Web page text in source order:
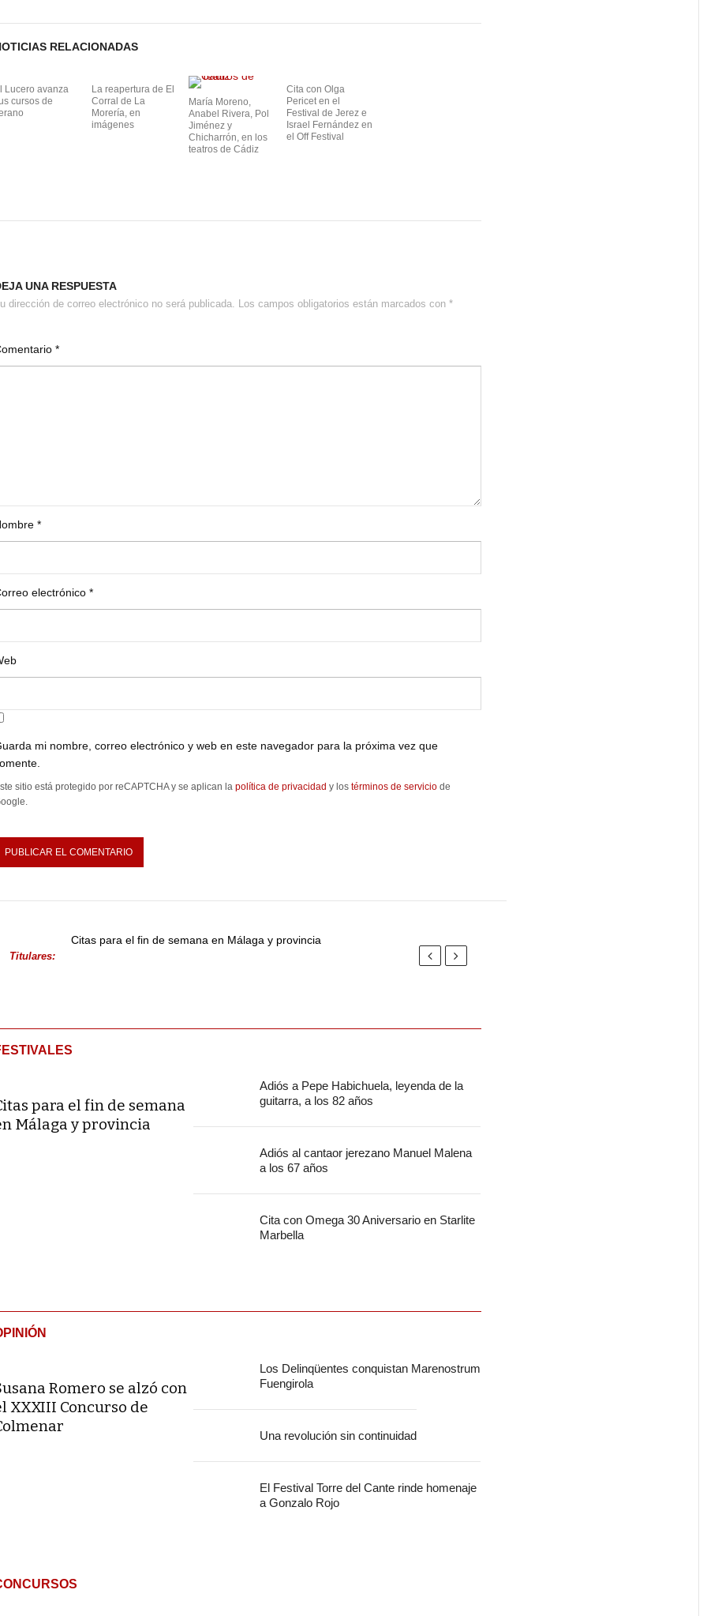
RELACIONADAS
Lucero avanza
cursos de
La reapertura de El
Corral de La
Morería, en
imágenes
María Moreno,
Anabel Rivera, Pol
Jiménez y
Chicharrón, en los
teatros de Cádiz
Cita con Olga
Pericet en el
Festival de Jerez e
Israel Fernández en
el Off Festival
UNA RESPUESTA
dirección de correo electrónico no será publicada. Los campos obligatorios están marcados con*
*
*
electrónico*
mi nombre, correo electrónico y web en este navegador para la próxima vez que
sitio está protegido por reCAPTCHA y se aplican lapolítica de privacidad y lostérminos de servicio de
Titulares:
Citas para el fin de semana en Málaga y provincia
para el fin de semana
Málaga y provincia
Adiós a Pepe Habichuela, leyenda de la
guitarra, a los 82 años
Adiós al cantaor jerezano Manuel Malena
a los 67 años
Cita con Omega 30 Aniversario en Starlite
Marbella
Romero se alzó con
XXXIII Concurso de
Los Delinqüentes conquistan Marenostrum
Fuengirola
Una revolución sin continuidad
El Festival Torre del Cante rinde homenaje
a Gonzalo Rojo